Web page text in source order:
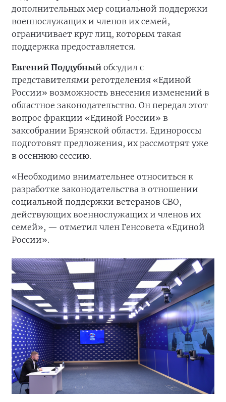
дополнительных мер социальной поддержки
военнослужащих и членов их семей,
ограничивает круг лиц, которым такая
поддержка предоставляется.
Евгений Поддубный обсудил с
представителями реготделения «Единой
России» возможность внесения изменений в
областное законодательство. Он передал этот
вопрос фракции «Единой России» в
заксобрании Брянской области. Единороссы
подготовят предложения, их рассмотрят уже
в осеннюю сессию.
«Необходимо внимательнее относиться к
разработке законодательства в отношении
социальной поддержки ветеранов СВО,
действующих военнослужащих и членов их
семей», — отметил член Генсовета «Единой
России».